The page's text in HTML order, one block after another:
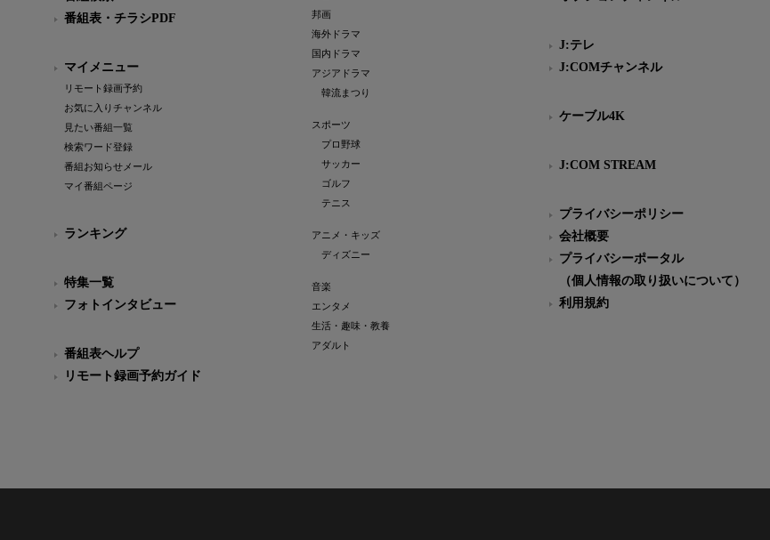
番組表・チラシPDF
マイメニュー
リモート録画予約
お気に入りチャンネル
見たい番組一覧
検索ワード登録
番組お知らせメール
マイ番組ページ
ランキング
特集一覧
フォトインタビュー
番組表ヘルプ
リモート録画予約ガイド
邦画
海外ドラマ
国内ドラマ
アジアドラマ
韓流まつり
スポーツ
プロ野球
サッカー
ゴルフ
テニス
アニメ・キッズ
ディズニー
音楽
エンタメ
生活・趣味・教養
アダルト
J:テレ
J:COMチャンネル
ケーブル4K
J:COM STREAM
プライバシーポリシー
会社概要
プライバシーポータル
（個人情報の取り扱いについて）
利用規約